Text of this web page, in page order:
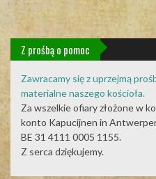
navigation
Z prośbą o pomoc
Zawracamy się z uprzejmą
materialne naszego kościoła.
Za wszelkie ofiary złożone w
konto Kapucijnen in
BE 31 4111 0005 1155.
Z serca dziękujemy.